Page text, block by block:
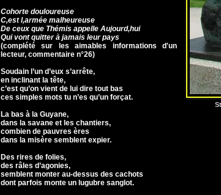
Cohorte douloureuse
C‚est l‚armée malheureuse
De ceux que Thémis appelle Aujourd‚hui
Qui vont quitter à jamais leur pays
(complété sur les aimables informations d'un
lecteur, commentaire n°26)
Soudain l’un d’eux s’arrête,
en inclinant la tête,
c’est qu’on vient de lui dire tout bas
ces simples mots tu n’es qu’un forçat.
La bas à la Guyane,
dans la savane et les chantiers,
combien de pauvres ères
dans la misère semblent expier.
Des rires de folies,
des râles d’agonies,
semblent monter au-dessus des cachots
dont parfois monte un lugubre sanglot.